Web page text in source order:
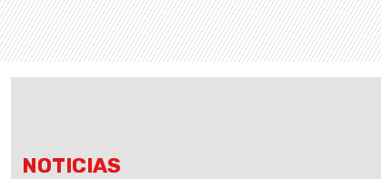
NOTICIAS